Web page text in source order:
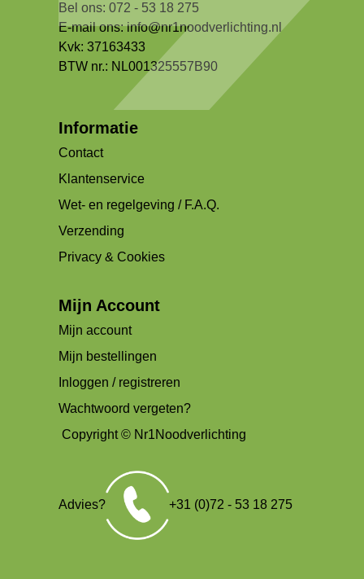
Bel ons: 072 - 53 18 275
E-mail ons:info@nr1noodverlichting.nl
Kvk: 37163433
BTW nr.: NL001325557B90
Informatie
Contact
Klantenservice
Wet- en regelgeving / F.A.Q.
Verzending
Privacy & Cookies
Mijn Account
Mijn account
Mijn bestellingen
Inloggen / registreren
Wachtwoord vergeten?
Copyright © Nr1Noodverlichting
Advies? +31 (0)72 - 53 18 275